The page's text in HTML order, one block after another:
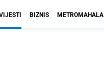
BIZNIS METROMAHALA